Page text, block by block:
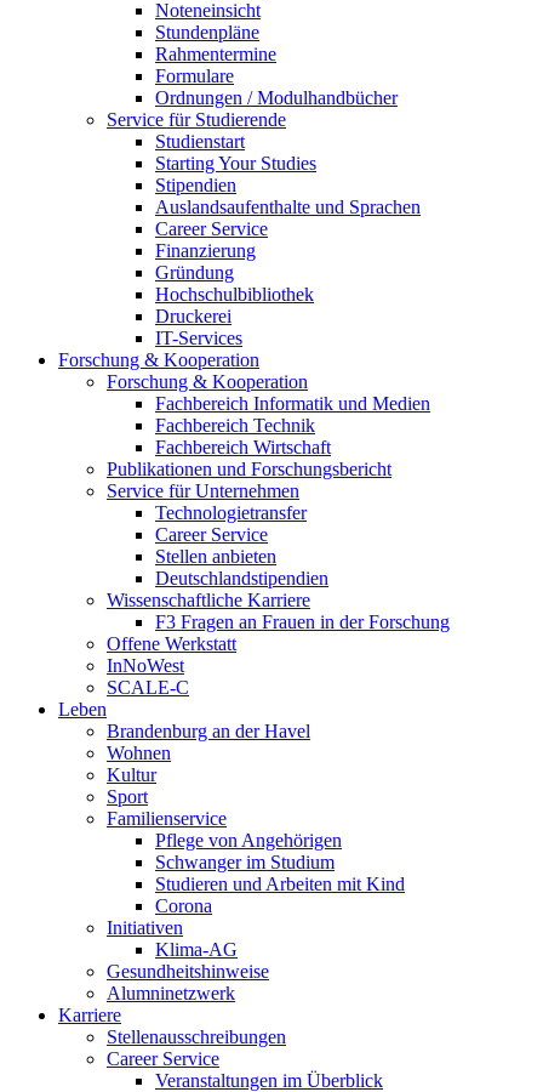
Noteneinsicht
Stundenpläne
Rahmentermine
Formulare
Ordnungen / Modulhandbücher
Service für Studierende
Studienstart
Starting Your Studies
Stipendien
Auslandsaufenthalte und Sprachen
Career Service
Finanzierung
Gründung
Hochschulbibliothek
Druckerei
IT-Services
Forschung & Kooperation
Forschung & Kooperation
Fachbereich Informatik und Medien
Fachbereich Technik
Fachbereich Wirtschaft
Publikationen und Forschungsbericht
Service für Unternehmen
Technologietransfer
Career Service
Stellen anbieten
Deutschlandstipendien
Wissenschaftliche Karriere
F3 Fragen an Frauen in der Forschung
Offene Werkstatt
InNoWest
SCALE-C
Leben
Brandenburg an der Havel
Wohnen
Kultur
Sport
Familienservice
Pflege von Angehörigen
Schwanger im Studium
Studieren und Arbeiten mit Kind
Corona
Initiativen
Klima-AG
Gesundheitshinweise
Alumninetzwerk
Karriere
Stellenausschreibungen
Career Service
Veranstaltungen im Überblick